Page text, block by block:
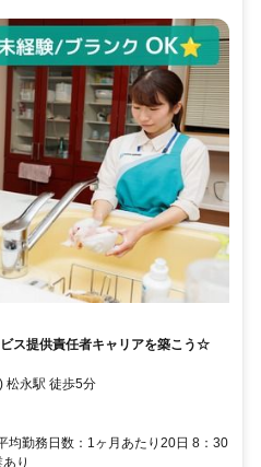
ス提供責任者キャリアを築こう☆
松永駅 徒歩5分
均勤務日数：1ヶ月あたり20日 8：30
り